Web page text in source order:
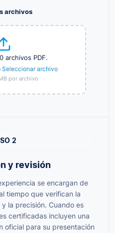
archivos
archivos PDF.
Seleccionar archivo
por archivo
2
y revisión
se encargan de
tiempo que verifican la
la precisión. Cuando es
certificadas incluyen una
oficial para su presentación